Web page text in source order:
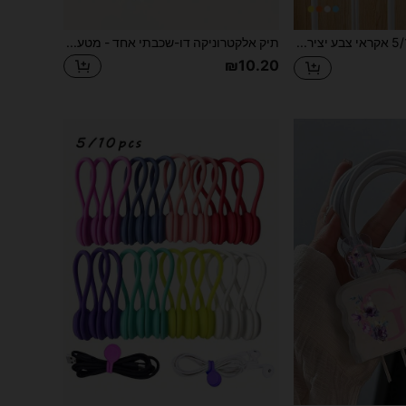
5/10 אקראי צבע יצירתי וו אגודל רב תכליתי כבל ארגונית נתונים כבל וו אצבע קטנה אחסון אצבע מקבע תיק אלקטרוניקה דו-שכבתי אחד - מטען נייד, נרתיק אחסון לכבלים ואביזרים, נרתיק נסיעות פוליאסטר למטענים, סוללות כוח, כונני USB, אוזניות ודיסקים קשיחים, נרתיק נסיעות לאלקטרוניקה לחופשות קיץ, פעילויות חוץ, מארגן כבלים, פריטי חובה לנסיעות
₪10.20